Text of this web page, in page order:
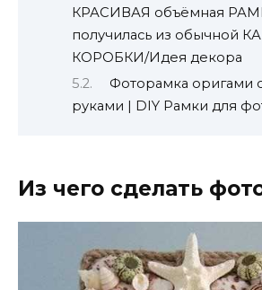
КРАСИВАЯ объёмная
получилась из обычной
КОРОБКИ/Идея декора
Фоторамка оригами
руками | DIY Рамки для
Из чего сделать